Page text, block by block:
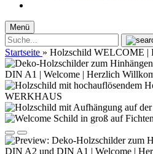
Menü
Startseite » Holzschild WELCOME |